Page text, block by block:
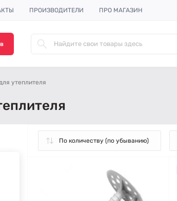
ПРОИЗВОДИТЕЛИ ПРО МАГАЗИН
утеплителя